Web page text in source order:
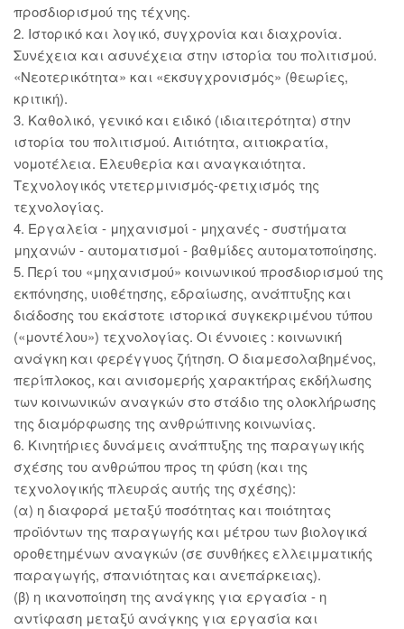
προσδιορισμού της τέχνης.
2. Ιστορικό και λογικό, συγχρονία και διαχρονία.
Συνέχεια και ασυνέχεια στην ιστορία του πολιτισμού.
«Νεοτερικότητα» και «εκσυγχρονισμός» (θεωρίες,
κριτική).
3. Καθολικό, γενικό και ειδικό (ιδιαιτερότητα) στην
ιστορία του πολιτισμού. Αιτιότητα, αιτιοκρατία,
νομοτέλεια. Ελευθερία και αναγκαιότητα.
Τεχνολογικός ντετερμινισμός-φετιχισμός της
τεχνολογίας.
4. Εργαλεία - μηχανισμοί - μηχανές - συστήματα
μηχανών - αυτοματισμοί - βαθμίδες αυτοματοποίησης.
5. Περί του «μηχανισμού» κοινωνικού προσδιορισμού της
εκπόνησης, υιοθέτησης, εδραίωσης, ανάπτυξης και
διάδοσης του εκάστοτε ιστορικά συγκεκριμένου τύπου
(«μοντέλου») τεχνολογίας. Οι έννοιες : κοινωνική
ανάγκη και φερέγγυος ζήτηση. Ο διαμεσολαβημένος,
περίπλοκος, και ανισομερής χαρακτήρας εκδήλωσης
των κοινωνικών αναγκών στο στάδιο της ολοκλήρωσης
της διαμόρφωσης της ανθρώπινης κοινωνίας.
6. Κινητήριες δυνάμεις ανάπτυξης της παραγωγικής
σχέσης του ανθρώπου προς τη φύση (και της
τεχνολογικής πλευράς αυτής της σχέσης):
(α) η διαφορά μεταξύ ποσότητας και ποιότητας
προϊόντων της παραγωγής και μέτρου των βιολογικά
οροθετημένων αναγκών (σε συνθήκες ελλειμματικής
παραγωγής, σπανιότητας και ανεπάρκειας).
(β) η ικανοποίηση της ανάγκης για εργασία - η
αντίφαση μεταξύ ανάγκης για εργασία και